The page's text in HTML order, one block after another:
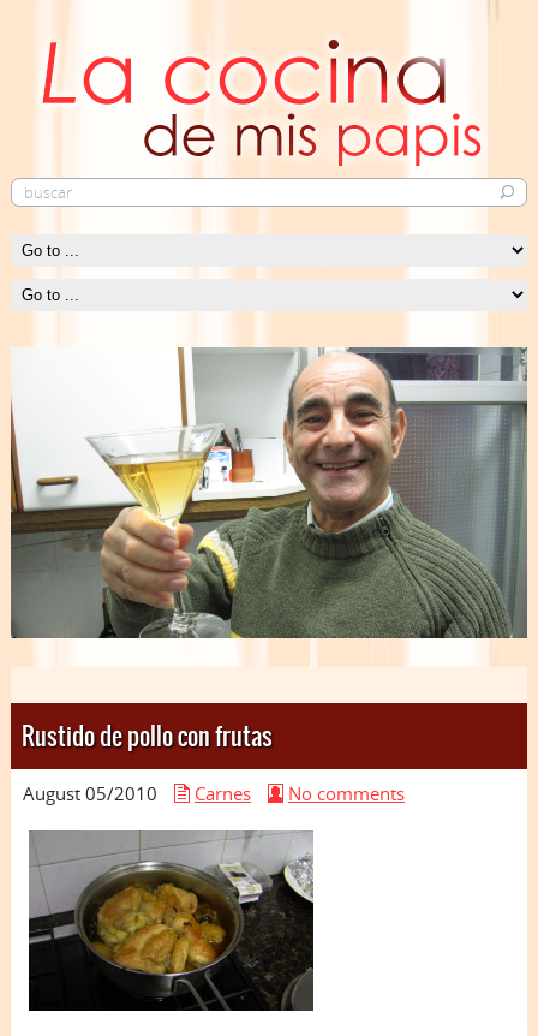
Rustido de pollo con frutas
August 05/2010 Carnes No comments